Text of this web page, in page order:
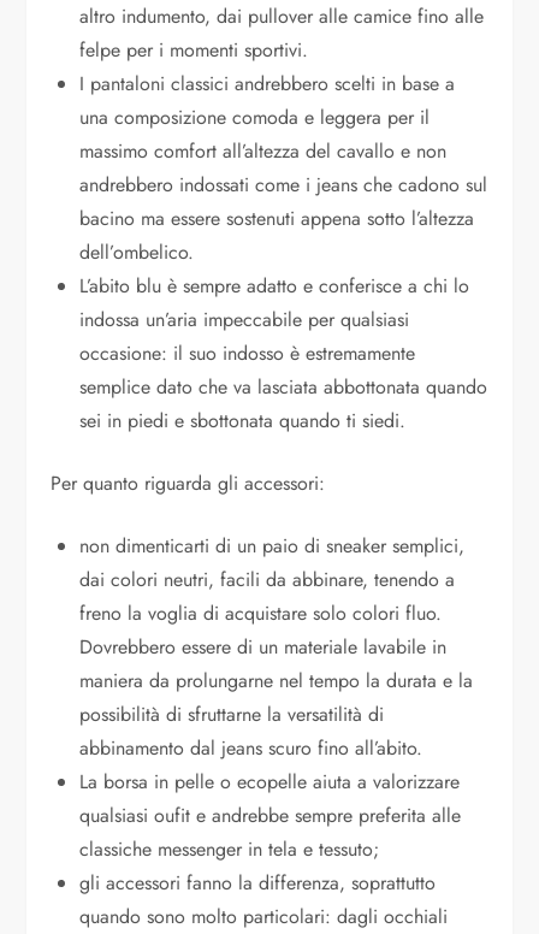
altro indumento, dai pullover alle camice fino alle
felpe per i momenti sportivi.
I pantaloni classici andrebbero scelti in base a
una composizione comoda e leggera per il
massimo comfort all’altezza del cavallo e non
andrebbero indossati come i jeans che cadono sul
bacino ma essere sostenuti appena sotto l’altezza
dell’ombelico.
L’abito blu è sempre adatto e conferisce a chi lo
indossa un’aria impeccabile per qualsiasi
occasione: il suo indosso è estremamente
semplice dato che va lasciata abbottonata quando
sei in piedi e sbottonata quando ti siedi.
Per quanto riguarda gli accessori:
non dimenticarti di un paio di sneaker semplici,
dai colori neutri, facili da abbinare, tenendo a
freno la voglia di acquistare solo colori fluo.
Dovrebbero essere di un materiale lavabile in
maniera da prolungarne nel tempo la durata e la
possibilità di sfruttarne la versatilità di
abbinamento dal jeans scuro fino all’abito.
La borsa in pelle o ecopelle aiuta a valorizzare
qualsiasi oufit e andrebbe sempre preferita alle
classiche messenger in tela e tessuto;
gli accessori fanno la differenza, soprattutto
quando sono molto particolari: dagli occhiali